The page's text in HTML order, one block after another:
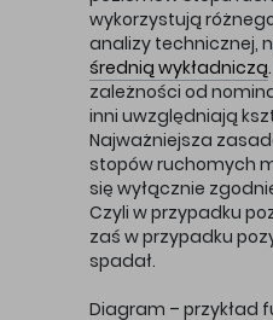
wykorzystują
analizy technicznej,
średnią wykładniczą
zależności od
inni uwzględniają
Najważniejsza
stopów ruchomych
się wyłącznie
Czyli w przypadku
zaś w przypadku
spadał.
Diagram – przykład